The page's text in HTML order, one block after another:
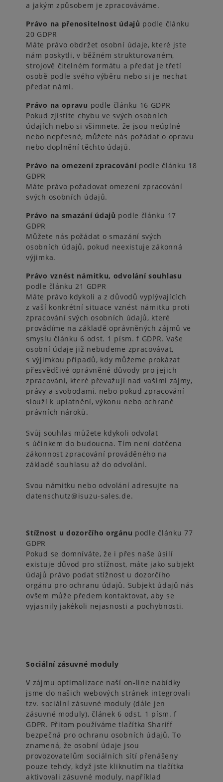
a jakým způsobem je zpracováváme.
Právo na přenositelnost údajů podle článku
20 GDPR
Máte právo obdržet osobní údaje, které jste
nám poskytli, v běžném strukturovaném,
strojově čitelném formátu a předat je třetí
osobě podle svého výběru nebo si je nechat
předat námi.
Právo na opravu podle článku 16 GDPR
Pokud zjistíte chybu ve svých osobních
údajích nebo si všimnete, že jsou neúplné
nebo nepřesné, můžete nás požádat o opravu
nebo doplnění těchto údajů.
Právo na omezení zpracování podle článku 18
GDPR
Máte právo požadovat omezení zpracování
svých osobních údajů.
Právo na smazání údajů podle článku 17
GDPR
Můžete nás požádat o smazání svých
osobních údajů, pokud neexistuje zákonná
výjimka.
Právo vznést námitku, odvolání souhlasu
podle článku 21 GDPR
Máte právo kdykoli a z důvodů vyplývajících
z vaší konkrétní situace vznést námitku proti
zpracování svých osobních údajů, které
provádíme na základě oprávněných zájmů ve
smyslu článku 6 odst. 1 písm. f GDPR. Vaše
osobní údaje již nebudeme zpracovávat,
s výjimkou případů, kdy můžeme prokázat
přesvědčivé oprávněné důvody pro jejich
zpracování, které převažují nad vašimi zájmy,
právy a svobodami, nebo pokud zpracování
slouží k uplatnění, výkonu nebo ochraně
právních nároků.
Svůj souhlas můžete kdykoli odvolat
s účinkem do budoucna. Tím není dotčena
zákonnost zpracování prováděného na
základě souhlasu až do odvolání.
Svou námitku nebo odvolání adresujte na
datenschutz@isuzu-sales.de.
Stížnost u dozorčího orgánu podle článku 77
GDPR
Pokud se domníváte, že i přes naše úsilí
existuje důvod pro stížnost, máte jako subjekt
údajů právo podat stížnost u dozorčího
orgánu pro ochranu údajů. Subjekt údajů nás
ovšem může předem kontaktovat, aby se
vyjasnily jakékoli nejasnosti a pochybnosti.
Sociální zásuvné moduly
V zájmu optimalizace naší on-line nabídky
jsme do našich webových stránek integrovali
tzv. sociální zásuvné moduly (dále jen
zásuvné moduly), článek 6 odst. 1 písm. f
GDPR. Přitom používáme tlačítka Shariff
bezpečná pro ochranu osobních údajů. To
znamená, že osobní údaje jsou
provozovatelům sociálních sítí přenášeny
pouze tehdy, když jste kliknutím na tlačítka
aktivovali zásuvné moduly, například